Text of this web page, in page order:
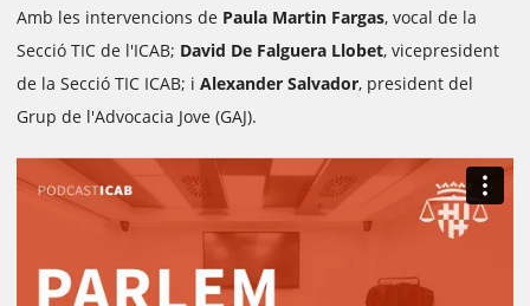
Amb les intervencions de Paula Martin Fargas, vocal de la
Secció TIC de l'ICAB; David De Falguera Llobet, vicepresident
de la Secció TIC ICAB; i Alexander Salvador, president del
Grup de l'Advocacia Jove (GAJ).